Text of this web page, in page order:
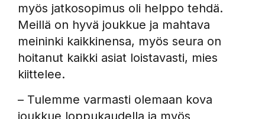
myös jatkosopimus oli helppo tehdä.
Meillä on hyvä joukkue ja mahtava
meininki kaikkinensa, myös seura on
hoitanut kaikki asiat loistavasti, mies
kiittelee.
– Tulemme varmasti olemaan kova
joukkue loppukaudella ja myös